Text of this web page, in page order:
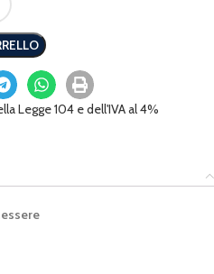
Legge 104 e dell'IVA al 4%